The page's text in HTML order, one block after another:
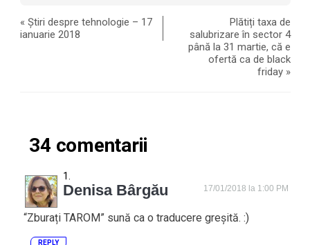
«Știri despre tehnologie – 17
ianuarie 2018
Plătiți taxa de
salubrizare în sector 4
până la 31 martie, că e
ofertă ca de black
friday »
34 comentarii
Denisa Bârgău 17/01/2018 la 1:00 PM
“Zburați TAROM” sună ca o traducere greșită. :)
REPLY